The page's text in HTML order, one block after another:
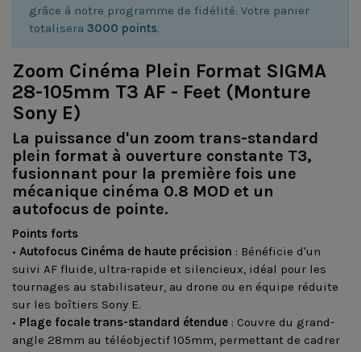
grâce à notre programme de fidélité. Votre panier
totalisera 3000 points.
Zoom Cinéma Plein Format SIGMA
28-105mm T3 AF - Feet (Monture
Sony E)
La puissance d'un zoom trans-standard
plein format à ouverture constante T3,
fusionnant pour la première fois une
mécanique cinéma 0.8 MOD et un
autofocus de pointe.
Points forts
• Autofocus Cinéma de haute précision : Bénéficie d'un
suivi AF fluide, ultra-rapide et silencieux, idéal pour les
tournages au stabilisateur, au drone ou en équipe réduite
sur les boîtiers Sony E.
• Plage focale trans-standard étendue : Couvre du grand-
angle 28mm au téléobjectif 105mm, permettant de cadrer